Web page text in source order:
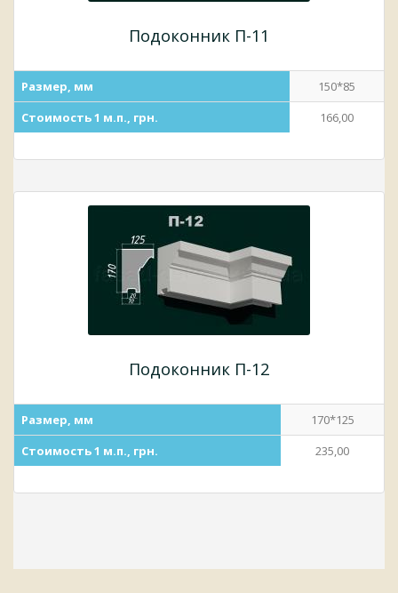
Подоконник П-11
Размер, мм
150*85
Стоимость 1 м.п., грн.
166,00
Подоконник П-12
Размер, мм
170*125
Стоимость 1 м.п., грн.
235,00